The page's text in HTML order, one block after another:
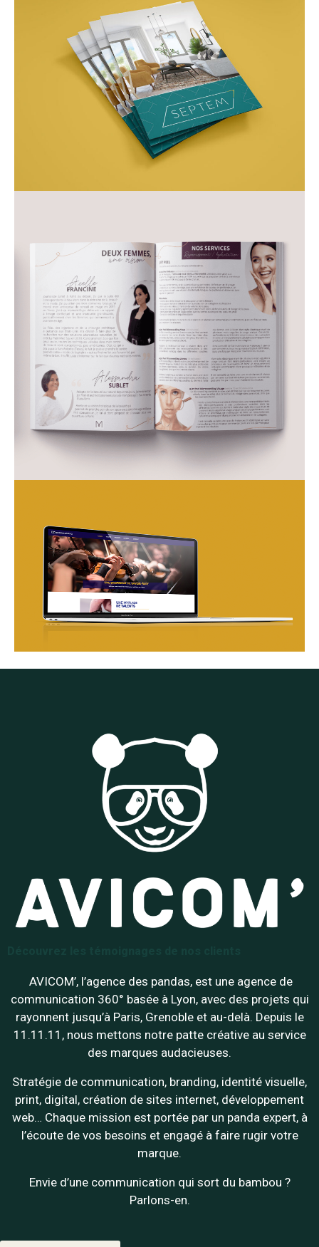
AVICOM’, l’agence des pandas, est une agence de
communication 360° basée à Lyon, avec des projets qui
rayonnent jusqu’à Paris, Grenoble et au-delà. Depuis le
11.11.11, nous mettons notre patte créative au service
des marques audacieuses.
Stratégie de communication, branding, identité visuelle,
print, digital, création de sites internet, développement
web… Chaque mission est portée par un panda expert, à
l’écoute de vos besoins et engagé à faire rugir votre
marque.
Envie d’une communication qui sort du bambou ?
Parlons-en.